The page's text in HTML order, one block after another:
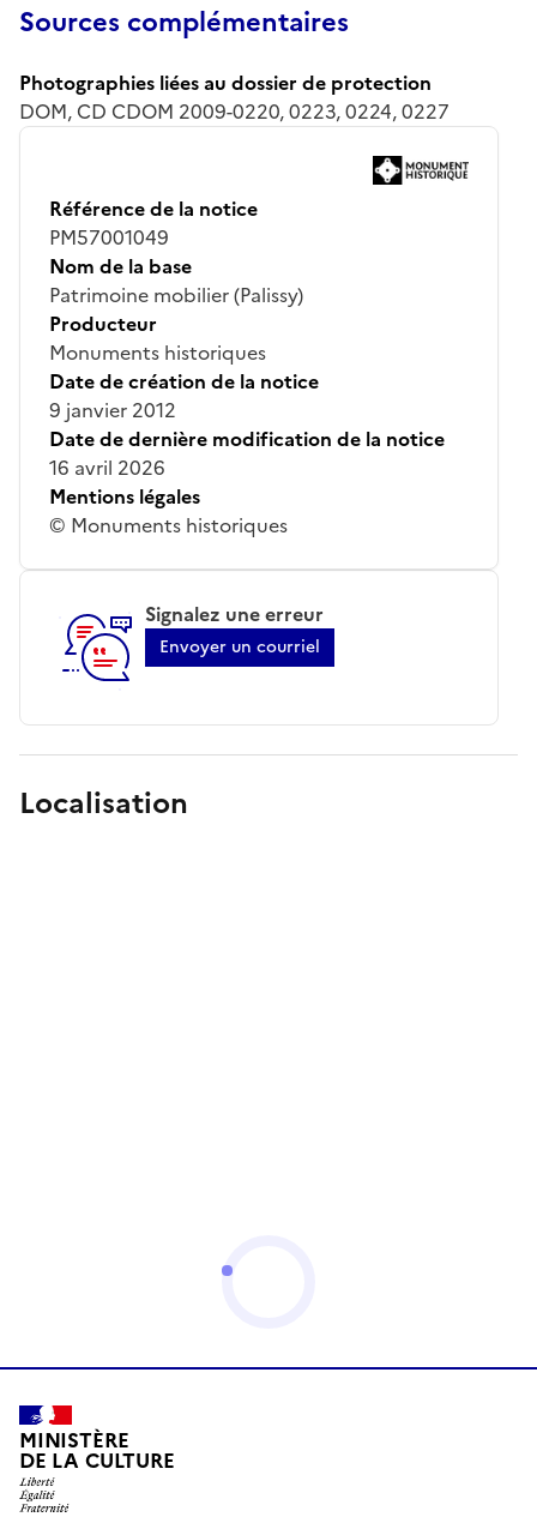
Sources complémentaires
Photographies liées au dossier de protection
DOM, CD CDOM 2009-0220, 0223, 0224, 0227
Référence de la notice
PM57001049
Nom de la base
Patrimoine mobilier (Palissy)
Producteur
Monuments historiques
Date de création de la notice
9 janvier 2012
Date de dernière modification de la notice
16 avril 2026
Mentions légales
© Monuments historiques
Signalez une erreur
Envoyer un courriel
Localisation
MINISTÈRE
DE LA CULTURE